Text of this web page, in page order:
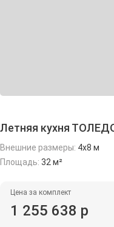
Летняя кухня
Внешние размеры: 4х8 м
Площадь: 32 м²
Цена за комплект
1 255 638 р